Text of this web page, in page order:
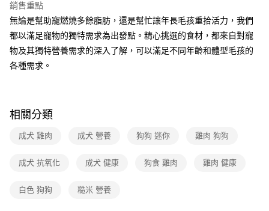
銷售重點
無論是幫助寵燃燒多餘脂肪，還是幫忙讓年長毛孩重拾活力，我們
都以滿足寵物的獨特需求為出發點。精心挑選的食材，都來自對寵
物及其獨特營養需求的深入了解，可以滿足不同年齡和體型毛孩的
各種需求。
相關分類
成犬 雞肉 成犬 營養 狗狗 迷你 雞肉 狗狗
成犬 抗氧化 成犬 健康 狗食 雞肉 雞肉 健康
白色 狗狗 糙米 營養